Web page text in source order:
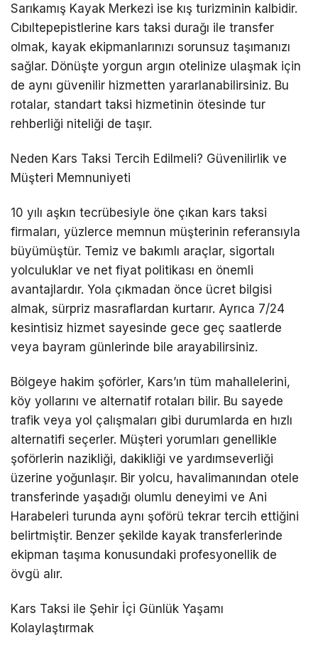
Sarıkamış Kayak Merkezi ise kış turizminin kalbidir.
Cıbıltepepistlerine kars taksi durağı ile transfer
olmak, kayak ekipmanlarınızı sorunsuz taşımanızı
sağlar. Dönüşte yorgun argın otelinize ulaşmak için
de aynı güvenilir hizmetten yararlanabilirsiniz. Bu
rotalar, standart taksi hizmetinin ötesinde tur
rehberliği niteliği de taşır.
Neden Kars Taksi Tercih Edilmeli? Güvenilirlik ve
Müşteri Memnuniyeti
10 yılı aşkın tecrübesiyle öne çıkan kars taksi
firmaları, yüzlerce memnun müşterinin referansıyla
büyümüştür. Temiz ve bakımlı araçlar, sigortalı
yolculuklar ve net fiyat politikası en önemli
avantajlardır. Yola çıkmadan önce ücret bilgisi
almak, sürpriz masraflardan kurtarır. Ayrıca 7/24
kesintisiz hizmet sayesinde gece geç saatlerde
veya bayram günlerinde bile arayabilirsiniz.
Bölgeye hakim şoförler, Kars’ın tüm mahallelerini,
köy yollarını ve alternatif rotaları bilir. Bu sayede
trafik veya yol çalışmaları gibi durumlarda en hızlı
alternatifi seçerler. Müşteri yorumları genellikle
şoförlerin nazikliği, dakikliği ve yardımseverliği
üzerine yoğunlaşır. Bir yolcu, havalimanından otele
transferinde yaşadığı olumlu deneyimi ve Ani
Harabeleri turunda aynı şoförü tekrar tercih ettiğini
belirtmiştir. Benzer şekilde kayak transferlerinde
ekipman taşıma konusundaki profesyonellik de
övgü alır.
Kars Taksi ile Şehir İçi Günlük Yaşamı
Kolaylaştırmak